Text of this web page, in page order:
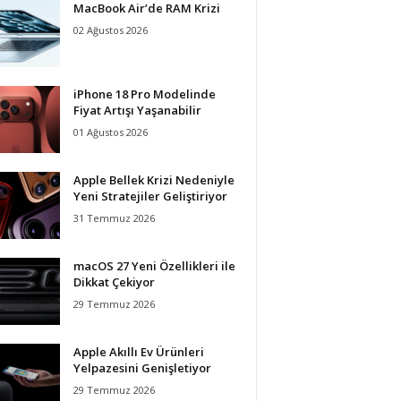
MacBook Air’de RAM Krizi
02 Ağustos 2026
iPhone 18 Pro Modelinde
Fiyat Artışı Yaşanabilir
01 Ağustos 2026
Apple Bellek Krizi Nedeniyle
Yeni Stratejiler Geliştiriyor
31 Temmuz 2026
macOS 27 Yeni Özellikleri ile
Dikkat Çekiyor
29 Temmuz 2026
Apple Akıllı Ev Ürünleri
Yelpazesini Genişletiyor
29 Temmuz 2026